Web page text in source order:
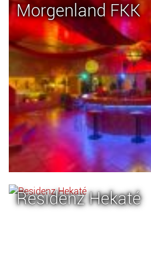
Morgenland FKK
Residenz Hekaté